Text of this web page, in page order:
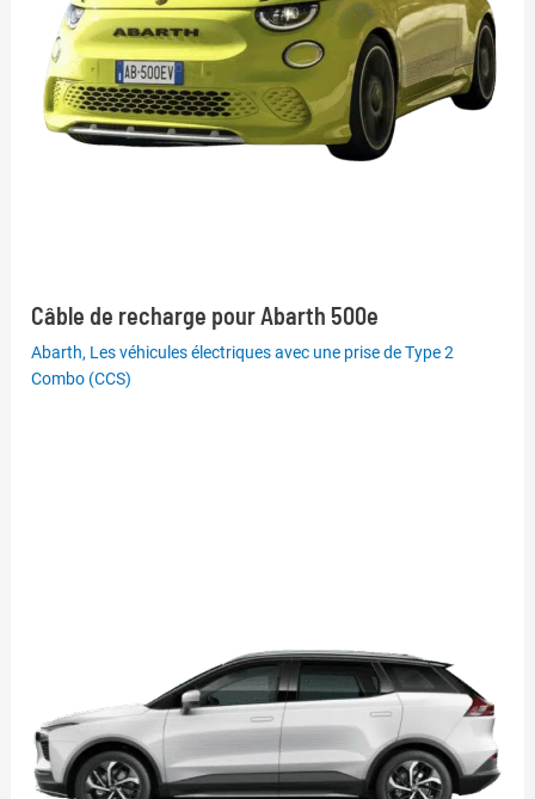
Câble de recharge pour Abarth 500e
Abarth, Les véhicules électriques avec une prise de Type 2
Combo (CCS)